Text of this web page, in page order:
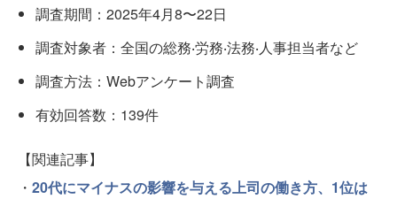
調査期間：2025年4⽉8〜22⽇
調査対象者：全国の総務‧労務‧法務‧⼈事担当者など
調査⽅法：Webアンケート調査
有効回答数：139件
【関連記事】
・ 20代にマイナスの影響を与える上司の働き方、1位は